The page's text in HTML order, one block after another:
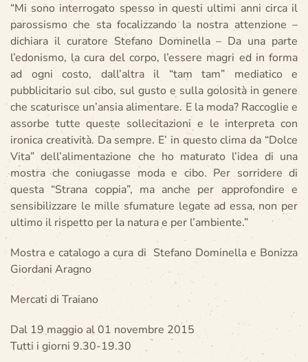
“Mi sono interrogato spesso in questi ultimi anni circa il
parossismo che sta focalizzando la nostra attenzione –
dichiara il curatore Stefano Dominella – Da una parte
l’edonismo, la cura del corpo, l’essere magri ed in forma
ad ogni costo, dall’altra il “tam tam” mediatico e
pubblicitario sul cibo, sul gusto e sulla golosità in genere
che scaturisce un’ansia alimentare. E la moda? Raccoglie e
assorbe tutte queste sollecitazioni e le interpreta con
ironica creatività. Da sempre. E’ in questo clima da “Dolce
Vita” dell’alimentazione che ho maturato l’idea di una
mostra che coniugasse moda e cibo. Per sorridere di
questa “Strana coppia”, ma anche per approfondire e
sensibilizzare le mille sfumature legate ad essa, non per
ultimo il rispetto per la natura e per l’ambiente.”
Mostra e catalogo a cura di Stefano Dominella e Bonizza
Giordani Aragno
Mercati di Traiano
Dal 19 maggio al 01 novembre 2015
Tutti i giorni 9.30-19.30